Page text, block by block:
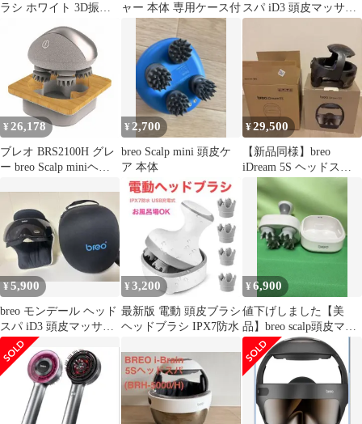
ラシ ホワイト 3D振動
ャー 本体 専用ケース付 スパ iD3 頭皮マッサー
ジ
¥ 26,178
ブレオ BRS2100H グレ
ー breo Scalp miniヘッ
¥ 2,700
breo Scalp mini 頭皮ケ
ア 本体
¥29,500
【新品同様】breo
iDream 5S ヘッドスパ
マッサージャー
¥5,900
breo モンデール ヘッド
スパ iD3 頭皮マッサー
ジ
¥ 3,200
最新版 電動 頭皮ブラシ
ヘッドブラシ IPX7防水
¥6,900
値下げしました【美
品】breo scalp頭皮マッ
サージ噐